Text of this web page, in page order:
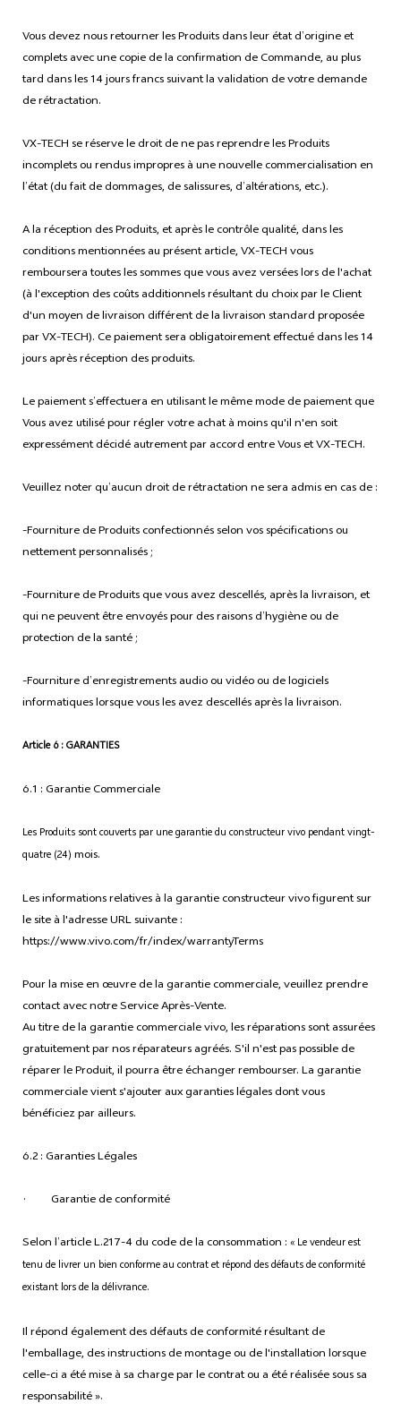
Vous devez nous retourner les Produits dans leur état d’origine et
complets avec une copie de la confirmation de Commande, au plus
tard dans les 14 jours francs suivant la validation de votre demande
de rétractation.
VX-TECH se réserve le droit de ne pas reprendre les Produits
incomplets ou rendus impropres à une nouvelle commercialisation en
l’état (du fait de dommages, de salissures, d’altérations, etc.).
A la réception des Produits, et après le contrôle qualité, dans les
conditions mentionnées au présent article, VX-TECH vous
remboursera toutes les sommes que vous avez versées lors de l'achat
(à l'exception des coûts additionnels résultant du choix par le Client
d'un moyen de livraison différent de la livraison standard proposée
par VX-TECH). Ce paiement sera obligatoirement effectué dans les 14
jours après réception des produits.
Le paiement s’effectuera en utilisant le même mode de paiement que
Vous avez utilisé pour régler votre achat à moins qu'il n'en soit
expressément décidé autrement par accord entre Vous et VX-TECH.
Veuillez noter qu’aucun droit de rétractation ne sera admis en cas de :
-Fourniture de Produits confectionnés selon vos spécifications ou
nettement personnalisés ;
-Fourniture de Produits que vous avez descellés, après la livraison, et
qui ne peuvent être envoyés pour des raisons d’hygiène ou de
protection de la santé ;
-Fourniture d’enregistrements audio ou vidéo ou de logiciels
informatiques lorsque vous les avez descellés après la livraison.
Article 6 : GARANTIES
6.1 : Garantie Commerciale
Les Produits sont couverts par une garantie du constructeur vivo pendant vingt-
quatre (24) mois.
Les informations relatives à la garantie constructeur vivo figurent sur
le site à l'adresse URL suivante :
https://www.vivo.com/fr/index/warrantyTerms
Pour la mise en œuvre de la garantie commerciale, veuillez prendre
contact avec notre Service Après-Vente.
Au titre de la garantie commerciale vivo, les réparations sont assurées
gratuitement par nos réparateurs agréés. S'il n'est pas possible de
réparer le Produit, il pourra être échanger rembourser. La garantie
commerciale vient s'ajouter aux garanties légales dont vous
bénéficiez par ailleurs.
6.2 : Garanties Légales
· Garantie de conformité
Selon l’article L.217-4 du code de la consommation : « Le vendeur est
tenu de livrer un bien conforme au contrat et répond des défauts de conformité
existant lors de la délivrance.
Il répond également des défauts de conformité résultant de
l'emballage, des instructions de montage ou de l'installation lorsque
celle-ci a été mise à sa charge par le contrat ou a été réalisée sous sa
responsabilité ».